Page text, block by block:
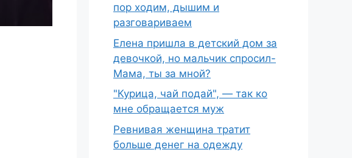
пор ходим, дышим и
разговариваем
Елена пришла в детский дом за
девочкой, но мальчик спросил-
Мама, ты за мной?
"Курица, чай подай", — так ко
мне обращается муж
Ревнивая женщина тратит
больше денег на одежду